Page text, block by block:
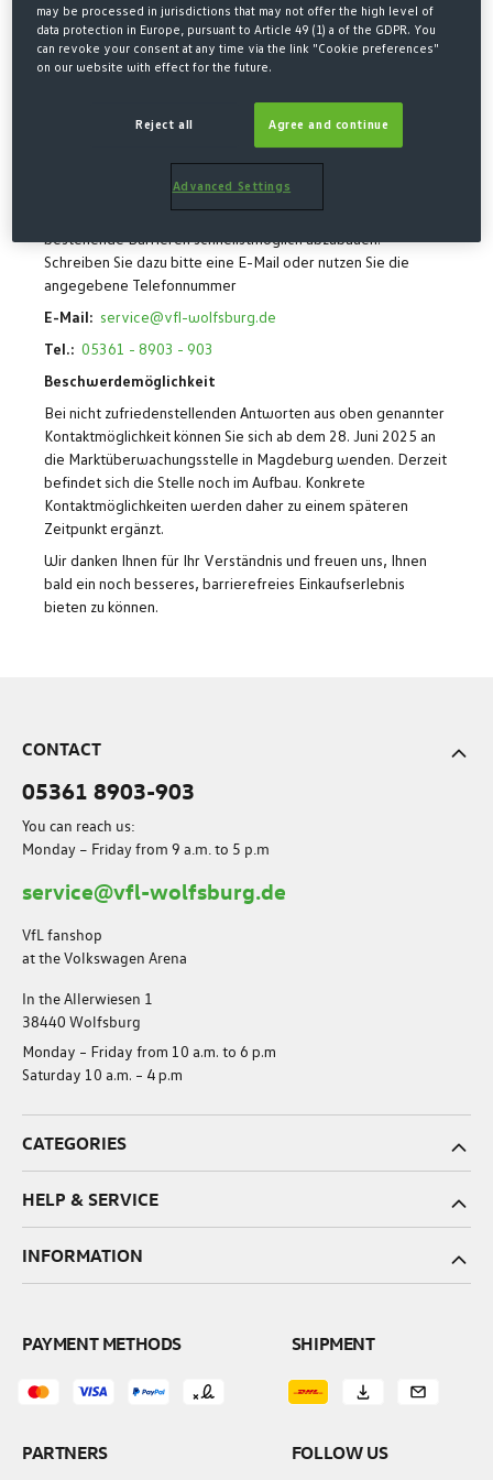
Anforderungen nicht nur zu erfüllen, sondern unseren
Wölfeshop so inklusiv wie möglich zu gestalten.
Auf dieser Seite werden zeitnah alle wichtigen Informationen
sein – klar, transparent und leicht verständlich.
Bitte melden Sie sich bei uns, wenn Ihnen Mängel in Bezug
bestehende Barrieren schnellstmöglich abzubauen.
Schreiben Sie dazu bitte eine E-Mail oder nutzen Sie die
angegebene Telefonnummer
E-Mail: service@vfl-wolfsburg.de
Tel.: 05361 - 8903 - 903
Beschwerdemöglichkeit
Bei nicht zufriedenstellenden Antworten aus oben genannter
Kontaktmöglichkeit können Sie sich ab dem 28. Juni 2025 an
die Marktüberwachungsstelle in Magdeburg wenden. Derzeit
befindet sich die Stelle noch im Aufbau. Konkrete
Kontaktmöglichkeiten werden daher zu einem späteren
Zeitpunkt ergänzt.
Wir danken Ihnen für Ihr Verständnis und freuen uns, Ihnen
bald ein noch besseres, barrierefreies Einkaufserlebnis
bieten zu können.
CONTACT
05361 8903-903
You can reach us:
Monday – Friday from 9 a.m. to 5 p.m
service@vfl-wolfsburg.de
VfL fanshop
at the Volkswagen Arena
In the Allerwiesen 1
38440 Wolfsburg
Monday – Friday from 10 a.m. to 6 p.m
Saturday 10 a.m. – 4 p.m
CATEGORIES
HELP & SERVICE
INFORMATION
PARTNERS
SHIPMENT
PAYMENT METHODS
FOLLOW US
may be processed in jurisdictions that may not offer the high level of
data protection in Europe, pursuant to Article 49 (1) a of the GDPR. You
can revoke your consent at any time via the link "Cookie preferences"
on our website with effect for the future.
Reject all Agree and continue
Advanced Settings